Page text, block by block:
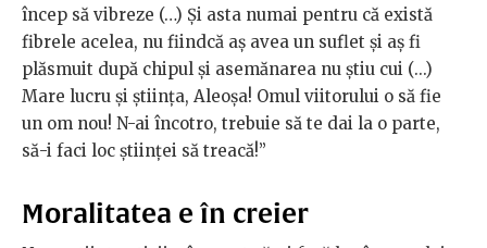
încep să vibreze (…) Și asta numai pentru că există
fibrele acelea, nu fiindcă aș avea un suflet și aș fi
plăsmuit după chipul și asemănarea nu știu cui (...)
Mare lucru și știința, Aleoșa! Omul viitorului o să fie
un om nou! N-ai încotro, trebuie să te dai la o parte,
să-i faci loc științei să treacă!”
Moralitatea e în creier